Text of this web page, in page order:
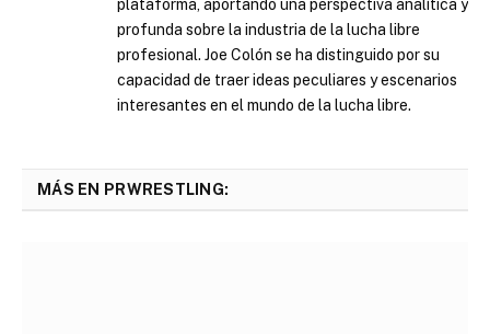
plataforma, aportando una perspectiva analítica y
profunda sobre la industria de la lucha libre
profesional. Joe Colón se ha distinguido por su
capacidad de traer ideas peculiares y escenarios
interesantes en el mundo de la lucha libre.
MÁS EN PRWRESTLING: